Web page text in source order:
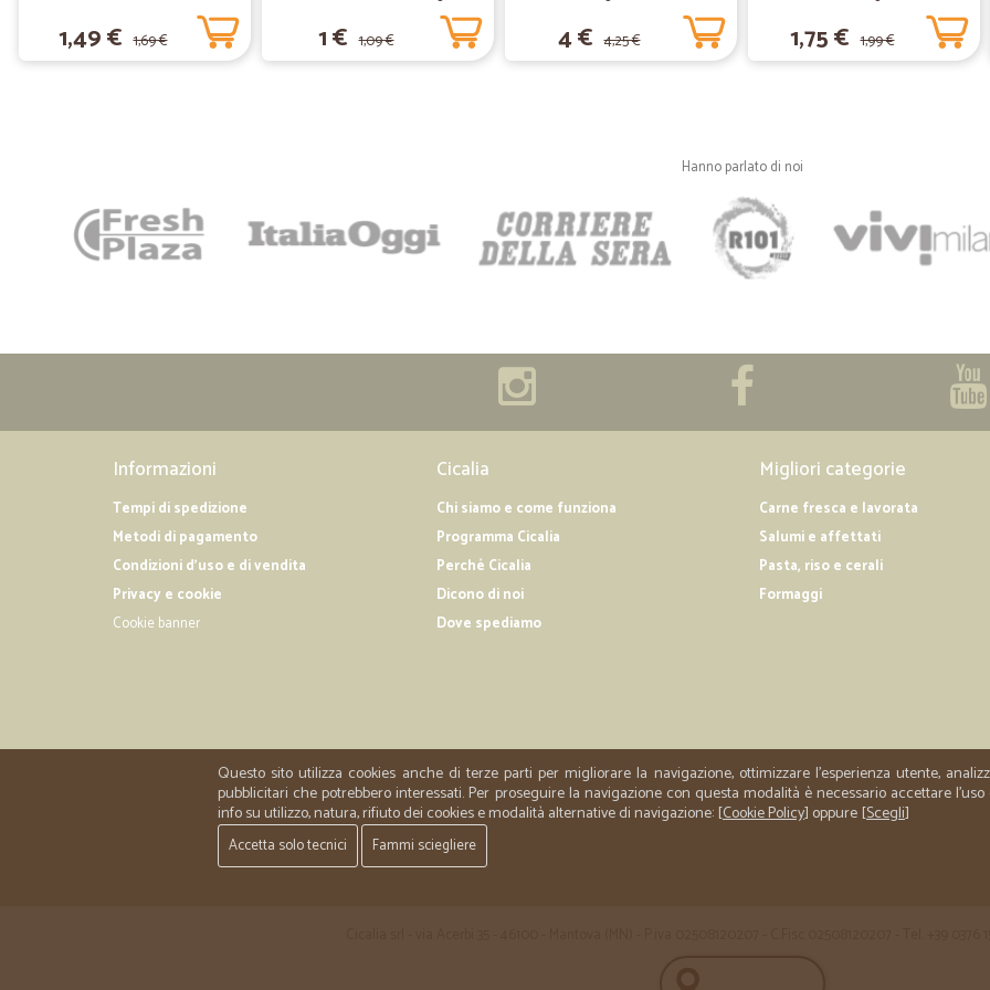
Alessandro B.
Merce esattamente come
Qualità serietà e spedizione
sicuramente!!
Molto professionali
Precisi, puntuali e professionali.
Prima esperienza
Prima esperienza positivissima,
imballaggio perfetto.
1,49 € 1,69 € 1 € 1,09 € 4 € 4,25 € 1,75 € 1,99 €
Hanno parlato di noi
Informazioni
Tempi di spedizione
Metodi di pagamento
Condizioni d'uso e di vendita
Privacy e cookie
Cookie banner
Cicalia
Chi siamo e come funziona
Programma Cicalia
Perché Cicalia
Dicono di noi
Dove spediamo
Migliori categorie
Carne fresca e lavorata
Salumi e affettati
Pasta, riso e cerali
Formaggi
Questo sito utilizza cookies anche di terze parti per migliorare la navigazione, ottimizzare l'esperienza utente,
pubblicitari che potrebbero interessati. Per proseguire la navigazione con questa modalità è necessario accettare
info su utilizzo, natura, rifiuto dei cookies e modalità alternative di navigazione: [Cookie Policy] oppure [Scegli]
Accetta solo tecnici Fammi sciegliere